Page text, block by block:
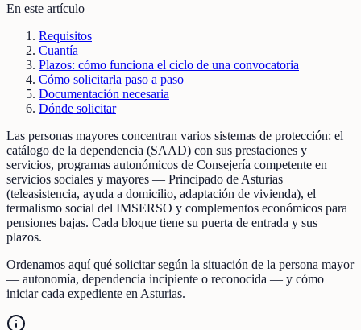
En este artículo
Requisitos
Cuantía
Plazos: cómo funciona el ciclo de una convocatoria
Cómo solicitarla paso a paso
Documentación necesaria
Dónde solicitar
Las personas mayores concentran varios sistemas de protección: el
catálogo de la dependencia (SAAD) con sus prestaciones y
servicios, programas autonómicos de Consejería competente en
servicios sociales y mayores — Principado de Asturias
(teleasistencia, ayuda a domicilio, adaptación de vivienda), el
termalismo social del IMSERSO y complementos económicos para
pensiones bajas. Cada bloque tiene su puerta de entrada y sus
plazos.
Ordenamos aquí qué solicitar según la situación de la persona mayor
— autonomía, dependencia incipiente o reconocida — y cómo
iniciar cada expediente en Asturias.